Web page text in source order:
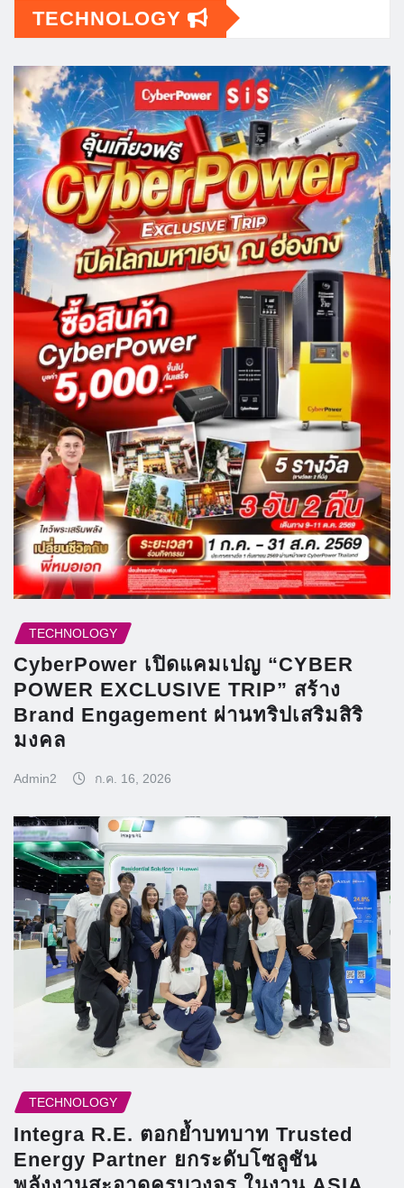
TECHNOLOGY
TECHNOLOGY
CyberPower เปิดแคมเปญ “CYBER
POWER EXCLUSIVE TRIP” สร้าง
Brand Engagement ผ่านทริปเสริมสิริ
มงคล
Admin2 ก.ค. 16, 2026
TECHNOLOGY
Integra R.E. ตอกย้ำบทบาท Trusted
Energy Partner ยกระดับโซลูชัน